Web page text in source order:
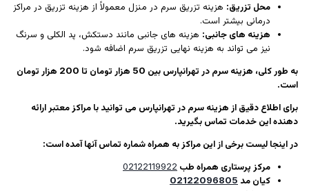
محل تزریق:هزینه تزریق سرم در منزل معمولاً از هزینه تزریق در مراکز
درمانی بیشتر است.
هزینه های جانبی:هزینه های جانبی مانند دستکش، پد الکلی و سرنگ
نیز می تواند به هزینه نهایی تزریق سرم اضافه شود.
به طور کلی، هزینه سرم در تهرانپارس بین 50 هزار تومان تا 200 هزار تومان
است.
برای اطلاع دقیق از هزینه سرم در تهرانپارس می توانید با مراکز معتبر ارائه
دهنده این خدمات تماس بگیرید.
در اینجا لیست برخی از این مراکز به همراه شماره تماس آنها آمده است:
مرکز پرستاری همراه طب 02122119922
کیان مد 02122096805